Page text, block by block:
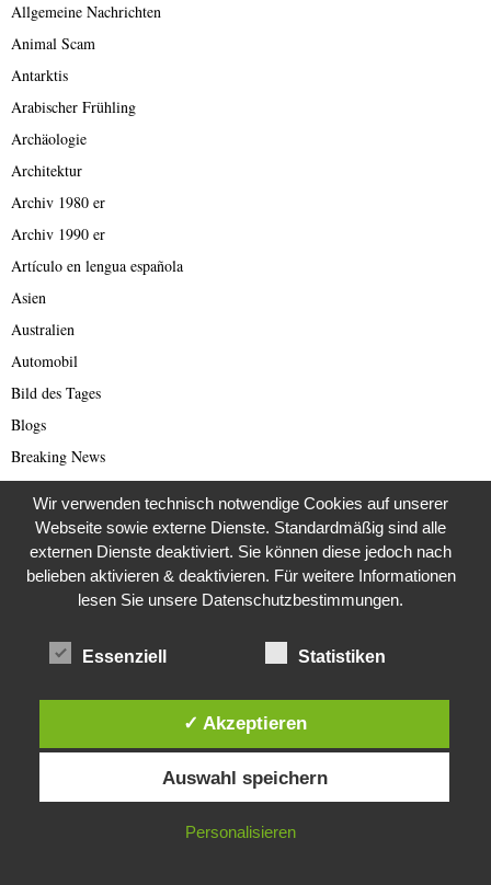
Allgemeine Nachrichten
Animal Scam
Antarktis
Arabischer Frühling
Archäologie
Architektur
Archiv 1980 er
Archiv 1990 er
Artículo en lengua española
Asien
Australien
Automobil
Bild des Tages
Blogs
Breaking News
Brexit
Bücher
Bundestagswahl 2021
Business
Catastrophe Scam
Corona Kriminelle
Diese Website verwendet Cookies. Durch die weitere Nutzung dieser
Website stimmst du der Verwendung von Cookies zu.
IN ORDNUNG
Wir verwenden technisch notwendige Cookies auf unserer
Webseite sowie externe Dienste. Standardmäßig sind alle
externen Dienste deaktiviert. Sie können diese jedoch nach
belieben aktivieren & deaktivieren. Für weitere Informationen
lesen Sie unsere Datenschutzbestimmungen.
Essenziell Statistiken
✓ Akzeptieren
Auswahl speichern
Personalisieren